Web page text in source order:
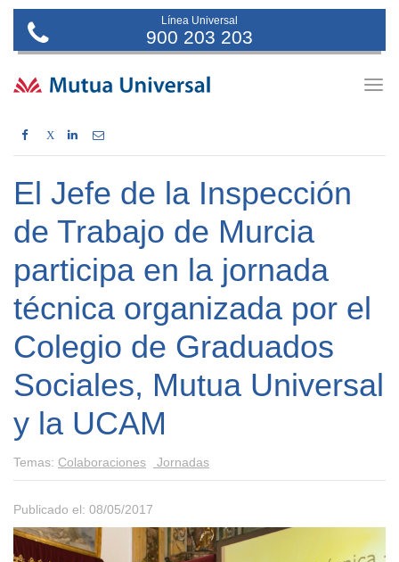
Línea Universal
900 203 203
X
El Jefe de la Inspección
de Trabajo de Murcia
participa en la jornada
técnica organizada por el
Colegio de Graduados
Sociales, Mutua Universal
y la UCAM
Temas: Colaboraciones Jornadas
Publicado el: 08/05/2017